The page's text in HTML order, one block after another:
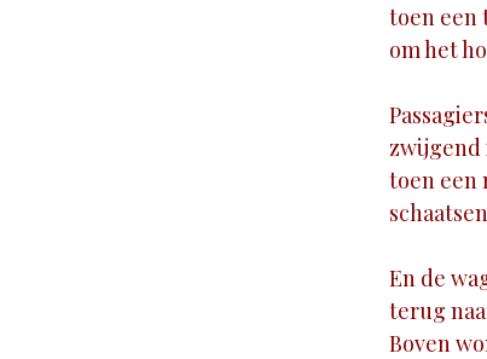
toen een
om het
zwijgend
toen een
En de
terug
Boven